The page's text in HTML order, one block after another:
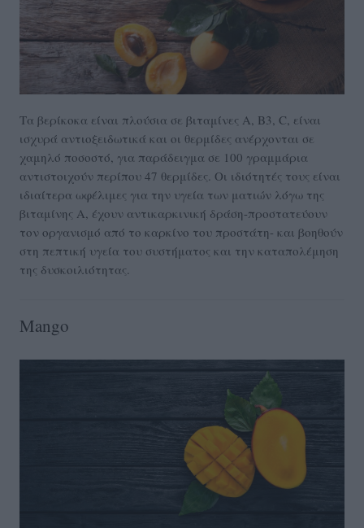
Τα βερίκοκα είναι πλούσια σε βιταμίνες Α, Β3, C, είναι
ισχυρά αντιοξειδωτικά και οι θερμίδες ανέρχονται σε
χαμηλό ποσοστό, για παράδειγμα σε 100 γραμμάρια
αντιστοιχούν περίπου 47 θερμίδες. Οι ιδιότητές τους είναι
ιδιαίτερα ωφέλιμες για την υγεία των ματιών λόγω της
βιταμίνης Α, έχουν αντικαρκινική δράση-προστατεύουν
τον οργανισμό από το καρκίνο του προστάτη- και βοηθούν
στη πεπτική υγεία του συστήματος και την καταπολέμηση
της δυσκοιλιότητας.
Mango